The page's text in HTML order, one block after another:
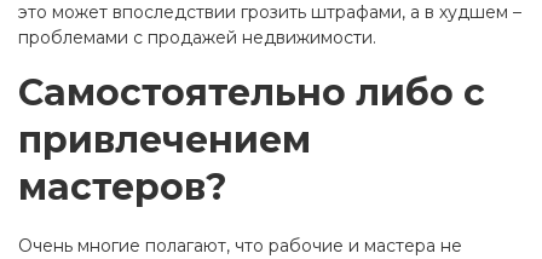
это может впоследствии грозить штрафами, а в худшем –
проблемами с продажей недвижимости.
Самостоятельно либо с
привлечением
мастеров?
Очень многие полагают, что рабочие и мастера не